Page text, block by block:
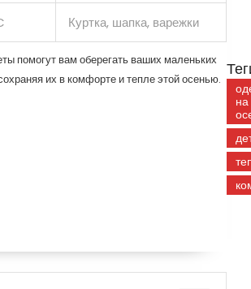
Куртка, шапка, варежки
помогут вам оберегать ваших маленьких
их в комфорте и тепле этой осенью.
на